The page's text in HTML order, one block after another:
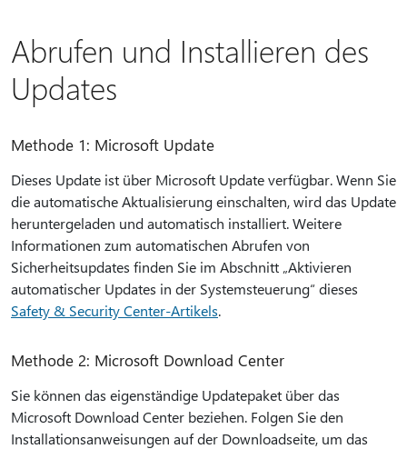
Abrufen und Installieren des
Updates
Methode 1: Microsoft Update
Dieses Update ist über Microsoft Update verfügbar. Wenn Sie
die automatische Aktualisierung einschalten, wird das Update
heruntergeladen und automatisch installiert. Weitere
Informationen zum automatischen Abrufen von
Sicherheitsupdates finden Sie im Abschnitt „Aktivieren
automatischer Updates in der Systemsteuerung“ dieses
Safety & Security Center-Artikels.
Methode 2: Microsoft Download Center
Sie können das eigenständige Updatepaket über das
Microsoft Download Center beziehen. Folgen Sie den
Installationsanweisungen auf der Downloadseite, um das